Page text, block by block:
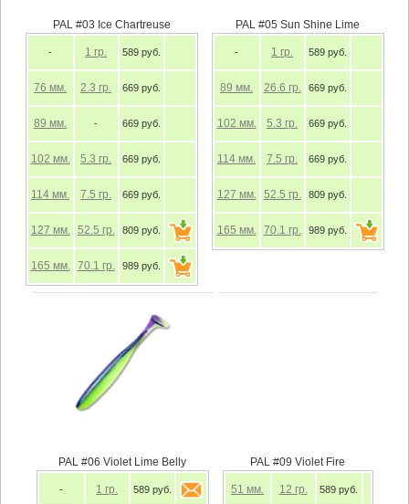
PAL #03 Ice Chartreuse
- 1 гр. 589 руб.
76 мм. 2.3 гр. 669 руб.
89 мм. - 669 руб.
102 мм. 5.3 гр. 669 руб.
114 мм. 7.5 гр. 669 руб.
127 мм. 52.5 гр. 809 руб.
165 мм. 70.1 гр. 989 руб.
PAL #05 Sun Shine Lime
- 1 гр. 589 руб.
89 мм. 26.6 гр. 669 руб.
102 мм. 5.3 гр. 669 руб.
114 мм. 7.5 гр. 669 руб.
127 мм. 52.5 гр. 809 руб.
165 мм. 70.1 гр. 989 руб.
PAL #06 Violet Lime Belly
- 1 гр. 589 руб.
PAL #09 Violet Fire
51 мм. 12 гр. 589 руб.